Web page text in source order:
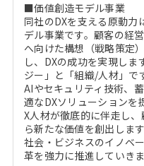
■価値創造モデル事業
同社のDXを支える原動力
デル事業です。顧客の経
へ向けた構想（戦略策定
し、DXの成功を実現しま
ジー」と「組織/人材」で
AIやセキュリティ技術、
適なDXソリューションを
X人材が徹底的に伴走し
ら新たな価値を創出しま
社会・ビジネスのイノベ
革を強力に推進していきま